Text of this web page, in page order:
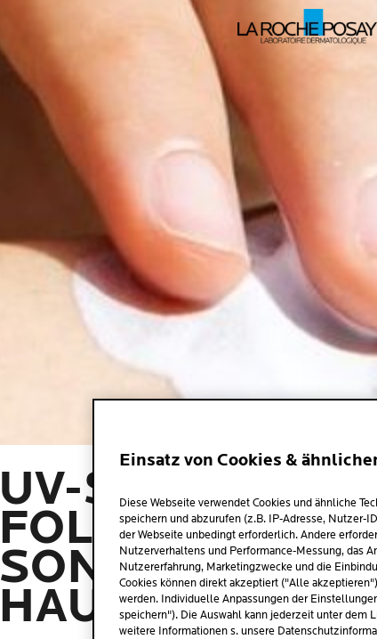
UV-
FOLGEN:
HAUT SO
Einsatz von Cookies &
Diese Webseite verwendet Cookies und ähnliche
speichern und abzurufen (z.B. IP-Adresse, Nutzer-
der Webseite unbedingt erforderlich. Andere
Nutzerverhaltens und Performance-Messung, das
Nutzererfahrung, Marketingzwecke und die
Cookies können direkt akzeptiert ("Alle
werden. Individuelle Anpassungen der
speichern"). Die Auswahl kann jederzeit unter dem
weitere Informationen s. unsere